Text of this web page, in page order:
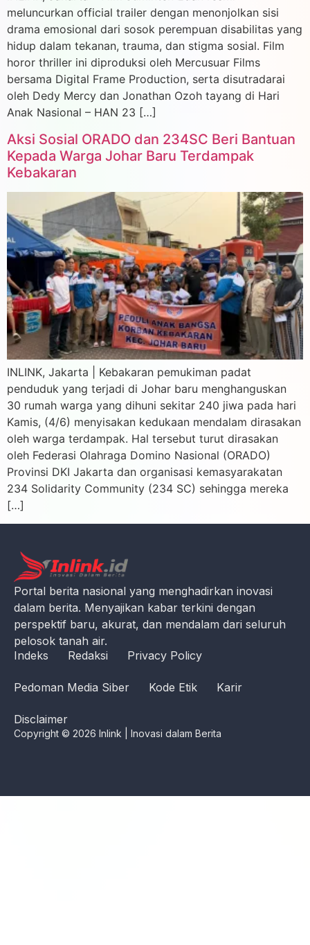
meluncurkan official trailer dengan menonjolkan sisi
drama emosional dari sosok perempuan disabilitas yang
hidup dalam tekanan, trauma, dan stigma sosial. Film
horor thriller ini diproduksi oleh Mercusuar Films
bersama Digital Frame Production, serta disutradarai
oleh Dedy Mercy dan Jonathan Ozoh tayang di Hari
Anak Nasional – HAN 23 […]
Aksi Sosial ORADO dan 234SC Beri Bantuan
Kepada Warga Johar Baru Terdampak
Kebakaran
INLINK, Jakarta | Kebakaran pemukiman padat
penduduk yang terjadi di Johar baru menghanguskan
30 rumah warga yang dihuni sekitar 240 jiwa pada hari
Kamis, (4/6) menyisakan kedukaan mendalam dirasakan
oleh warga terdampak. Hal tersebut turut dirasakan
oleh Federasi Olahraga Domino Nasional (ORADO)
Provinsi DKI Jakarta dan organisasi kemasyarakatan
234 Solidarity Community (234 SC) sehingga mereka
[…]
Portal berita nasional yang menghadirkan inovasi
dalam berita. Menyajikan kabar terkini dengan
perspektif baru, akurat, dan mendalam dari seluruh
pelosok tanah air.
Indeks
Redaksi Privacy Policy
Pedoman Media Siber Kode Etik Karir
Disclaimer
Copyright © 2026 Inlink | Inovasi dalam Berita